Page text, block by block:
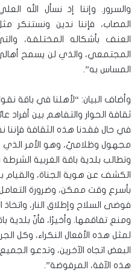
والسرور. وإننا إذ نسأل الله
المصاب، فإننا ندين ونستنكر
العنف بأشكاله المختلفة،
المجتمعي، والذي لن يسمح
المساس به”.
وأضاف البيان: “لأهلنا في باقة
ثقافة الحوار والتفاهم بين أفراد
في حال فقدنا هذه الثقافة
مجهول وظلاميّ، وهو الأمر الذي
وتطالب بلدية باقة الغربية
الكشف عن هوية الجناة، والقيام
بأسرع وقت ممكن، وضرورة
فوضى السلاح وإطلاق النار، واتخاذ
ومنع تفاقمها. وأخيرًا، فأنّ بلدية
لمثل هذه الأفعال النكراء، وكل
البعض اتجاه الآخرين، وتدعو
هذه الآفة، المرفوضة”.